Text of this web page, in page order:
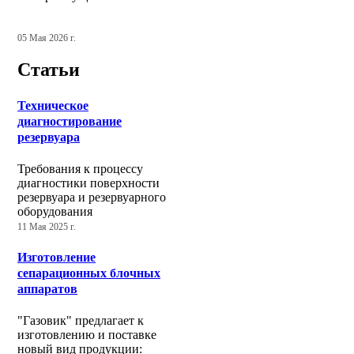
05 Мая 2026 г.
Статьи
Техническое
диагностирование
резервуара
Требования к процессу
диагностики поверхности
резервуара и резервуарного
оборудования
11 Мая 2025 г.
Изготовление
сепарационных блочных
аппаратов
"Газовик" предлагает к
изготовлению и поставке
новый вид продукции: